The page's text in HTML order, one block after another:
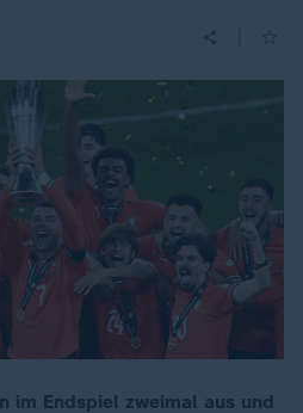
im Endspiel zweimal aus und